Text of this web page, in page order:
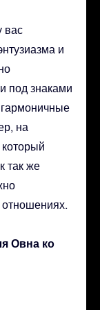
вас
и
под знаками
на
так же
отношениях.
Овна ко